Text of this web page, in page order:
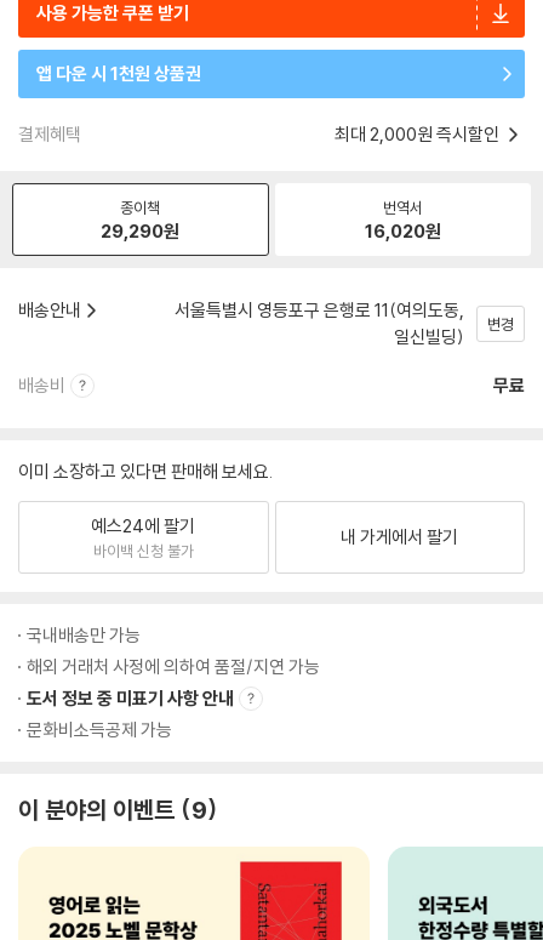
사용 가능한 쿠폰 받기
앱 다운 시 1천원 상품권
결제혜택 최대 2,000원 즉시할인
종이책
29,290원
번역서
16,020원
배송안내
서울특별시 영등포구 은행로 11(여의도동,
일신빌딩)
변경
배송비 무료
이미 소장하고 있다면 판매해 보세요.
예스24에 팔기
바이백 신청 불가
내 가게에서 팔기
국내배송만 가능
해외 거래처 사정에 의하여 품절/지연 가능
도서 정보 중 미표기 사항 안내
문화비소득공제 가능
이 분야의 이벤트 9